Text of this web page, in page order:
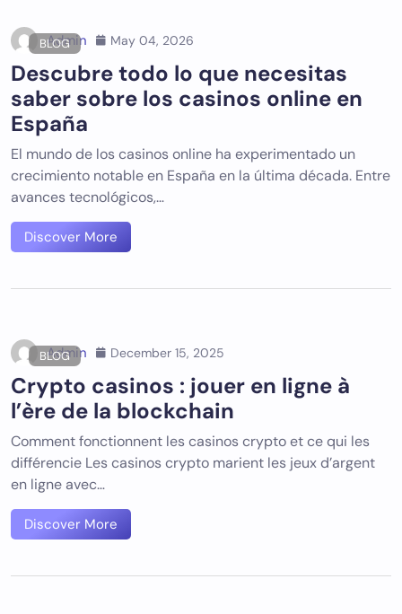
BLOG
Admin May 04, 2026
Descubre todo lo que necesitas
saber sobre los casinos online en
España
El mundo de los casinos online ha experimentado un
crecimiento notable en España en la última década. Entre
avances tecnológicos,…
Discover More
BLOG
Admin December 15, 2025
Crypto casinos : jouer en ligne à
l’ère de la blockchain
Comment fonctionnent les casinos crypto et ce qui les
différencie Les casinos crypto marient les jeux d’argent
en ligne avec…
Discover More